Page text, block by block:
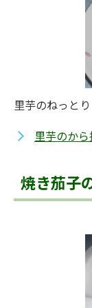
里芋のねっと
里芋のか
焼き茄子